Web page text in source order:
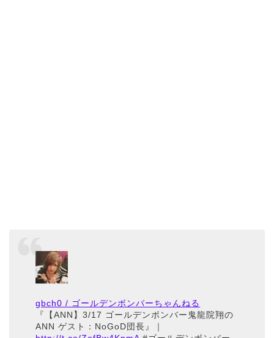
gbch0 / ゴールデンボンバーちゃんねる
『【ANN】3/17 ゴールデンボンバー鬼龍院翔の
ANN ゲスト：NoGoD団長』｜